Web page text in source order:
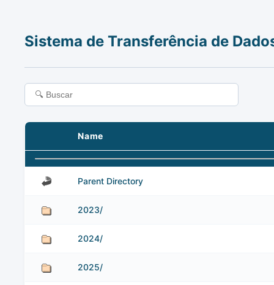
Sistema de Transferência de
Name
Parent Directory
2023/
2024/
2025/